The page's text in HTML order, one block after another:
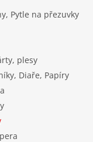
Pytle na přezuvky
plesy
Diaře, Papíry